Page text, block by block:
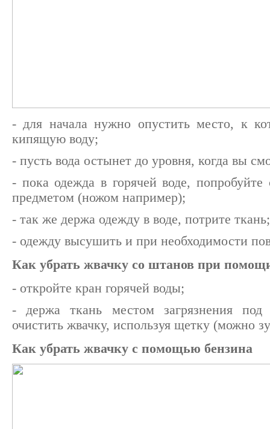
- для начала нужно опустить место, к
кипящую воду;
- пусть вода остынет до уровня, когда вы
- пока одежда в горячей воде,
предметом (ножом например);
- так же держа одежду в воде, потрите ткань;
- одежду высушить и при необходимости
Как убрать жвачку со штанов при
- откройте кран горячей воды;
- держа ткань местом загрязнения под
очистить жвачку, используя щетку (можно
Как убрать жвачку с помощью бензина